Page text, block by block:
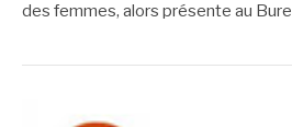
des femmes, alors présente au